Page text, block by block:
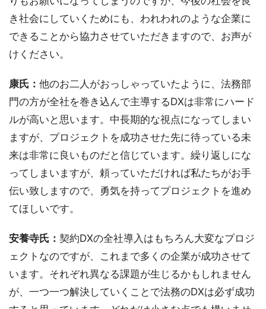
き社会にしていくためにも、われわれのような企業に
できることから協力させていただきますので、お声が
けください。
康氏： 他のお二人がおっしゃっていたように、法務部
門の方が全社を巻き込んで主導するDXは非常にハード
ルが高いと思います。中長期的な視点になってしまい
ますが、プロジェクトを成功させた先に待っている未
来は非常に良いものだと信じています。繰り返しにな
ってしまいますが、頼っていただければ私たちがお手
伝い致しますので、勇気を持ってプロジェクトを進め
てほしいです。
安養寺氏： 契約DXの全社導入はもちろん大変なプロジ
ェクトなのですが、これまで多くの企業が成功させて
います。それぞれ異なる課題が生じるかもしれません
が、一つ一つ解決していくことで法務のDXは必ず成功